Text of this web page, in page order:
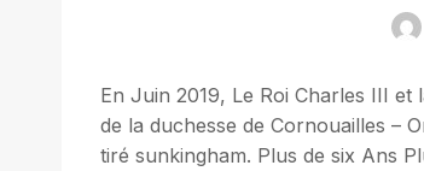
En Juin 2019, Le Roi Charles III
de la duchesse de Cornouailles –
tiré sunkingham. Plus de six Ans